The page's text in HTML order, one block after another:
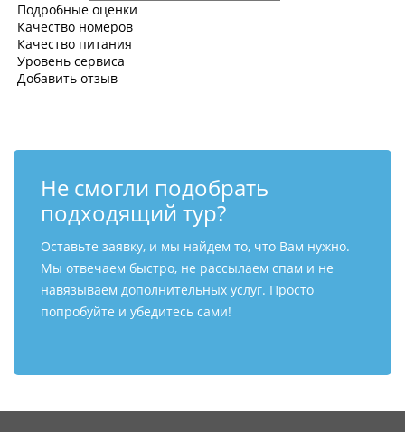
Подробные оценки
Качество номеров
Качество питания
Уровень сервиса
Добавить отзыв
Не смогли подобрать
подходящий тур?
Оставьте заявку, и мы найдем то, что Вам нужно.
Мы отвечаем быстро, не рассылаем спам и не
навязываем дополнительных услуг. Просто
попробуйте и убедитесь сами!